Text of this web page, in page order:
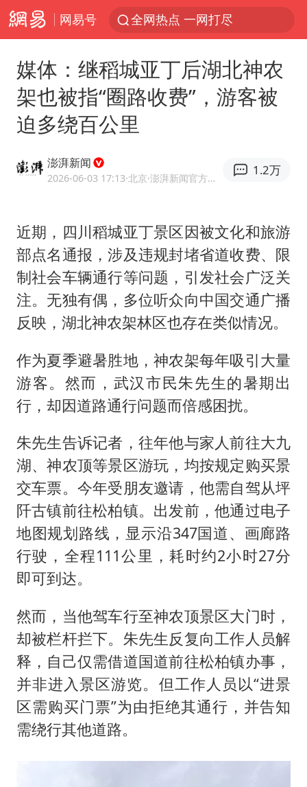
网易号 全网热点 一网打尽
媒体：继稻城亚丁后湖北神农
架也被指“圈路收费”，游客被
迫多绕百公里
澎湃新闻
2026-06-03 17:13·北京 ·澎湃新闻官方网易号
1.2万
近期，四川稻城亚丁景区因被文化和旅游
部点名通报，涉及违规封堵省道收费、限
制社会车辆通行等问题，引发社会广泛关
注。无独有偶，多位听众向中国交通广播
反映，湖北神农架林区也存在类似情况。
作为夏季避暑胜地，神农架每年吸引大量
游客。然而，武汉市民朱先生的暑期出
行，却因道路通行问题而倍感困扰。
朱先生告诉记者，往年他与家人前往大九
湖、神农顶等景区游玩，均按规定购买景
交车票。今年受朋友邀请，他需自驾从坪
阡古镇前往松柏镇。出发前，他通过电子
地图规划路线，显示沿347国道、画廊路
行驶，全程111公里，耗时约2小时27分
即可到达。
然而，当他驾车行至神农顶景区大门时，
却被栏杆拦下。朱先生反复向工作人员解
释，自己仅需借道国道前往松柏镇办事，
并非进入景区游览。但工作人员以“进景
区需购买门票”为由拒绝其通行，并告知
需绕行其他道路。